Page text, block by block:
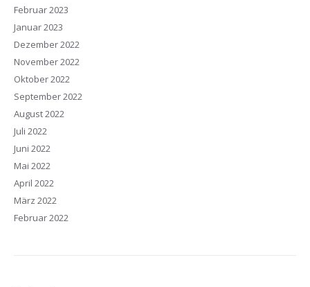
Februar 2023
Januar 2023
Dezember 2022
November 2022
Oktober 2022
September 2022
August 2022
Juli 2022
Juni 2022
Mai 2022
April 2022
März 2022
Februar 2022